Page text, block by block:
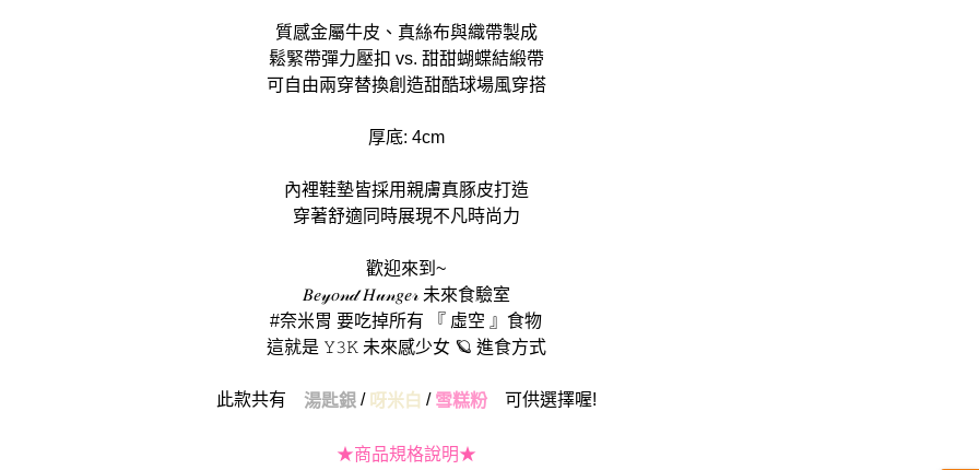
質感金屬牛皮、真絲布與織帶製成
鬆緊帶彈力壓扣 vs. 甜甜蝴蝶結緞帶
可自由兩穿替換創造甜酷球場風穿搭
厚底: 4cm
內裡鞋墊皆採用親膚真豚皮打造
穿著舒適同時展現不凡時尚力
歡迎來到~
𝐵𝑒𝓎𝑜𝓃𝒹 𝐻𝓊𝓃𝑔𝑒𝓇 未來食驗室
#奈米胃 要吃掉所有 『 虛空 』食物
這就是 𝚈𝟹𝙺 未來感少女 🪐 進食方式
此款共有 湯匙銀/ 呀米白 / 雪糕粉可供選擇喔!
★商品規格說明★